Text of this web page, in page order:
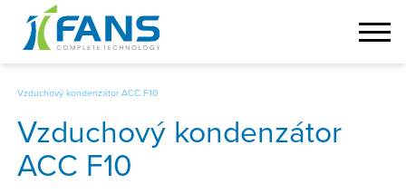
Vzduchový kondenzátor ACC F10
Vzduchový kondenzátor
ACC F10